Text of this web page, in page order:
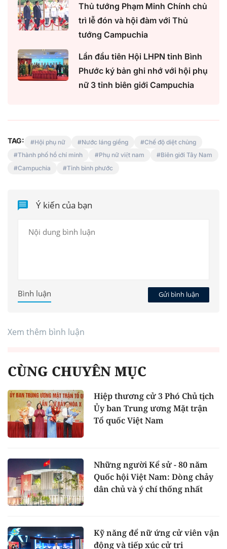
Thủ tướng Phạm Minh Chính chủ
trì lễ đón và hội đàm với Thủ
tướng Campuchia
Lần đầu tiên Hội LHPN tỉnh Bình
Phước ký bản ghi nhớ với hội phụ
nữ 3 tỉnh biên giới Campuchia
TAG: Hội phụ nữ Nước láng giềng
Chế độ diệt chủng
Thành phố hồ chí minh
Phụ nữ việt nam
Biên giới Tây Nam
Campuchia
Tỉnh bình phước
Ý kiến của bạn
Gửi bình luận
Bình luận
Xem thêm bình luận
CÙNG CHUYÊN MỤC
Hiệp thương cử 3 Phó Chủ tịch
Ủy ban Trung ương Mặt trận
Tổ quốc Việt Nam
Những người Kể sử - 80 năm
Quốc hội Việt Nam: Dòng chảy
dân chủ và ý chí thống nhất
Kỹ năng để nữ ứng cử viên vận
động và tiếp xúc cử tri